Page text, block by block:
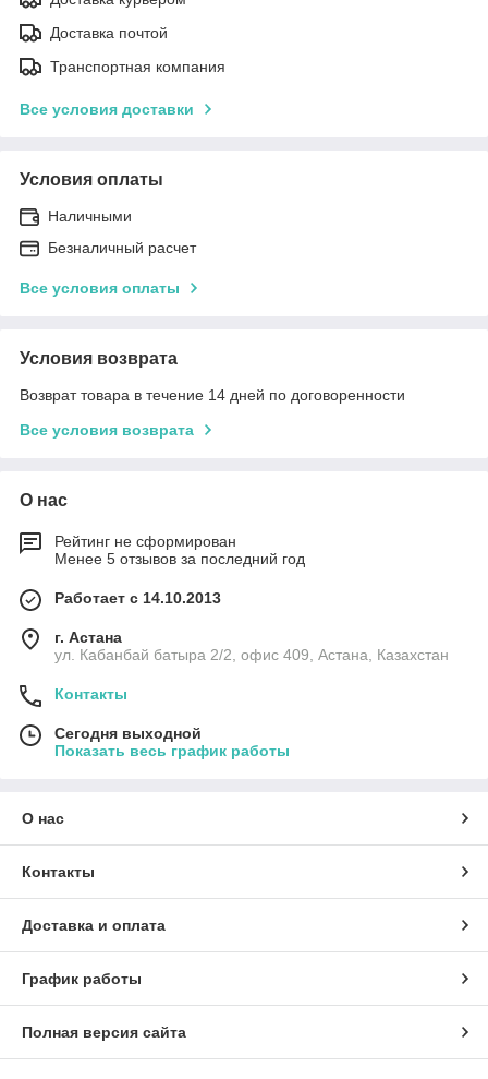
Доставка почтой
Транспортная компания
Все условия доставки
Условия оплаты
Наличными
Безналичный расчет
Все условия оплаты
Условия возврата
Возврат товара в течение 14 дней по договоренности
Все условия возврата
О нас
Рейтинг не сформирован
Менее 5 отзывов за последний год
Работает с 14.10.2013
г. Астана
ул. Кабанбай батыра 2/2, офис 409, Астана, Казахстан
Контакты
Сегодня выходной
Показать весь график работы
О нас
Контакты
Доставка и оплата
График работы
Полная версия сайта